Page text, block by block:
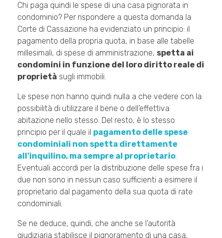
Chi paga quindi le spese di una casa pignorata in
condominio? Per rispondere a questa domanda la
Corte di Cassazione ha evidenziato un principio: il
pagamento della propria quota, in base alle tabelle
millesimali, di spese di amministrazione, spetta ai
condomini in funzione del loro diritto reale di
proprietà sugli immobili.
Le spese non hanno quindi nulla a che vedere con la
possibilità di utilizzare il bene o dell’effettiva
abitazione nello stesso. Del resto, è lo stesso
principio per il quale il pagamento delle spese
condominiali non spetta direttamente
all’inquilino, ma sempre al proprietario.
Eventuali accordi per la distribuzione delle spese fra i
due non sono in nessun caso sufficienti a esimere il
proprietario dal pagamento della sua quota di rate
condominiali.
Se ne deduce, quindi, che anche se l’autorità
giudiziaria stabilisce il pignoramento di una casa,